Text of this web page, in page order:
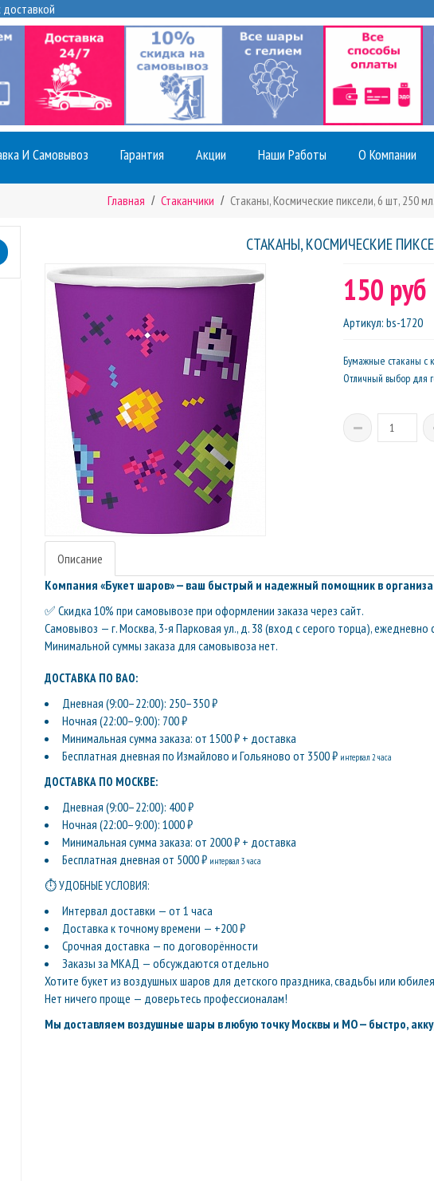
И Самовывоз Гарантия Акции Наши Работы О Компании
Главная Стаканчики Стаканы, Космические пиксели, 6 шт, 250 мл.
СТАКАНЫ, КОСМИЧЕСКИЕ
150 руб
Артикул: bs-1720
Бумажные стаканы с
Отличный выбор для
Описание
Компания «Букет шаров» — ваш быстрый и надежный помощник в
✅ Скидка 10% при самовывозе при оформлении заказа через сайт.
Самовывоз — г. Москва, 3-я Парковая ул., д. 38 (вход с серого торца), ежедневно
Минимальной суммы заказа для самовывоза нет.
ДОСТАВКА ПО ВАО:
Дневная (9:00–22:00): 250–350 ₽
Ночная (22:00–9:00): 700 ₽
Минимальная сумма заказа: от 1500 ₽ + доставка
Бесплатная дневная по Измайлово и Гольяново от 3500 ₽ интервал 2 часа
ДОСТАВКА ПО МОСКВЕ:
Дневная (9:00–22:00): 400 ₽
Ночная (22:00–9:00): 1000 ₽
Минимальная сумма заказа: от 2000 ₽ + доставка
Бесплатная дневная от 5000 ₽ интервал 3 часа
⏱ УДОБНЫЕ УСЛОВИЯ:
Интервал доставки — от 1 часа
Доставка к точному времени — +200 ₽
Срочная доставка — по договорённости
Заказы за МКАД — обсуждаются отдельно
Хотите букет из воздушных шаров для детского праздника, свадьбы или
Нет ничего проще — доверьтесь профессионалам!
Мы доставляем воздушные шары в любую точку Москвы и МО — быстро,